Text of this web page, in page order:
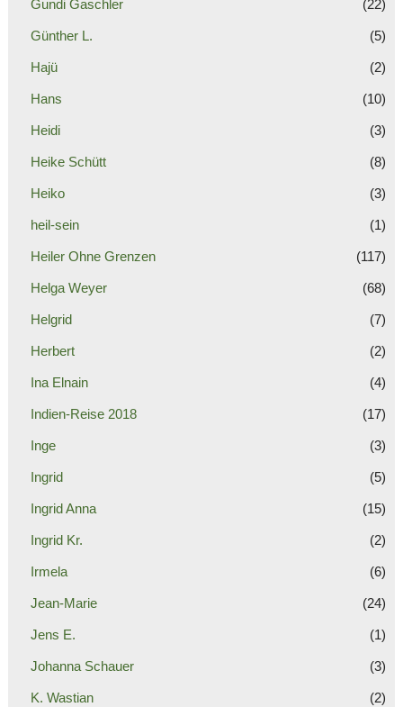
Gundi Gaschler (22)
Günther L. (5)
Hajü (2)
Hans (10)
Heidi (3)
Heike Schütt (8)
Heiko (3)
heil-sein (1)
Heiler Ohne Grenzen (117)
Helga Weyer (68)
Helgrid (7)
Herbert (2)
Ina Elnain (4)
Indien-Reise 2018 (17)
Inge (3)
Ingrid (5)
Ingrid Anna (15)
Ingrid Kr. (2)
Irmela (6)
Jean-Marie (24)
Jens E. (1)
Johanna Schauer (3)
K. Wastian (2)